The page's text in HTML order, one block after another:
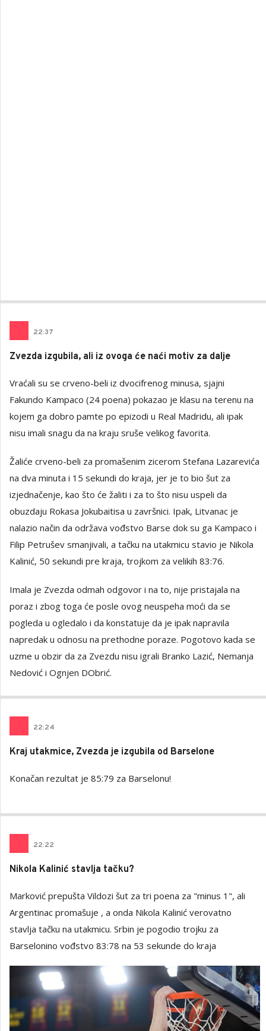
22:37
Zvezda izgubila, ali iz ovoga će naći motiv za dalje
Vraćali su se crveno-beli iz dvocifrenog minusa, sjajni
Fakundo Kampaco (24 poena) pokazao je klasu na terenu na
kojem ga dobro pamte po epizodi u Real Madridu, ali ipak
nisu imali snagu da na kraju sruše velikog favorita.
Žaliće crveno-beli za promašenim zicerom Stefana Lazarevića
na dva minuta i 15 sekundi do kraja, jer je to bio šut za
izjednačenje, kao što će žaliti i za to što nisu uspeli da
obuzdaju Rokasa Jokubaitisa u završnici. Ipak, Litvanac je
nalazio način da održava vođstvo Barse dok su ga Kampaco i
Filip Petrušev smanjivali, a tačku na utakmicu stavio je Nikola
Kalinić, 50 sekundi pre kraja, trojkom za velikih 83:76.
Imala je Zvezda odmah odgovor i na to, nije pristajala na
poraz i zbog toga će posle ovog neuspeha moći da se
pogleda u ogledalo i da konstatuje da je ipak napravila
napredak u odnosu na prethodne poraze. Pogotovo kada se
uzme u obzir da za Zvezdu nisu igrali Branko Lazić, Nemanja
Nedović i Ognjen DObrić.
22:24
Kraj utakmice, Zvezda je izgubila od Barselone
Konačan rezultat je 85:79 za Barselonu!
22:22
Nikola Kalinić stavlja tačku?
Marković prepušta Vildozi šut za tri poena za "minus 1", ali
Argentinac promašuje , a onda Nikola Kalinić verovatno
stavlja tačku na utakmicu. Srbin je pogodio trojku za
Barselonino vođstvo 83:78 na 53 sekunde do kraja